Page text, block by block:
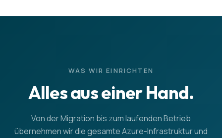
WAS WIR EINRICHTEN
Alles aus einer Hand.
Von der Migration bis zum laufenden Betrieb
übernehmen wir die gesamte Azure-Infrastruktur und